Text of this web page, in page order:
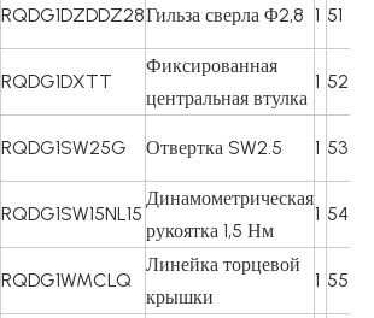
RQDG1DZDDZ28Гильза сверла Φ2,8 1 51
RQDG1DXTT
Фиксированная
центральная втулка
1 52
RQDG1SW25G Отвертка SW2.5 1 53
RQDG1SW15NL15
Динамометрическая
рукоятка 1,5 Нм
1 54
RQDG1WMCLQ
Линейка торцевой
крышки
1 55